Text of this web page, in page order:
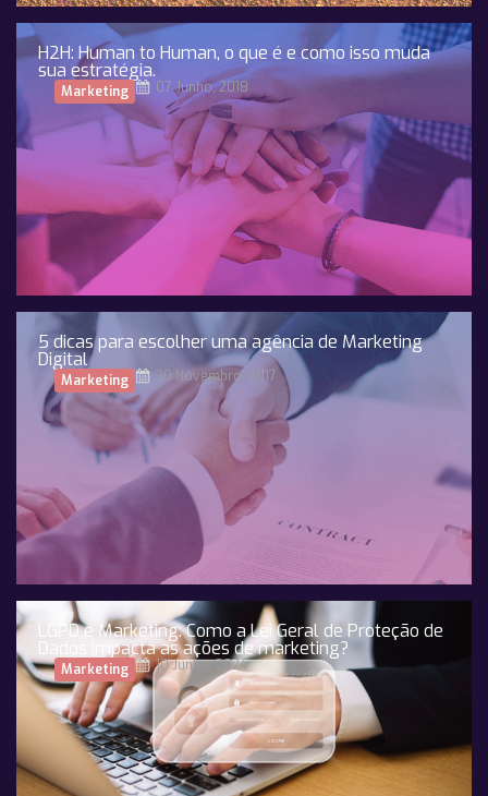
H2H: Human to Human, o que é e como isso muda
sua estratégia.
Marketing 07 Junho, 2018
5 dicas para escolher uma agência de Marketing
Digital
Marketing 30 Novembro, 2017
LGPD e Marketing: Como a Lei Geral de Proteção de
Dados impacta as ações de marketing?
Marketing 10 Junho, 2024